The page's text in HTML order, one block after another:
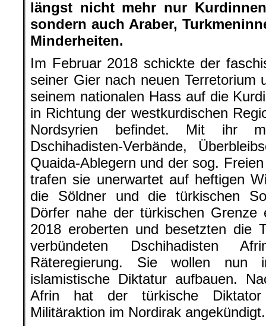
längst nicht mehr nur
sondern auch Araber,
Minderheiten.
Im Februar 2018 schickte der
seiner Gier nach neuen Terretorium
seinem nationalen Hass auf die
in Richtung der westkurdischen
Nordsyrien befindet. Mit ihr
Dschihadisten-Verbände,
Quaida-Ablegern und der sog.
trafen sie unerwartet auf heftigen
die Söldner und die türkischen
Dörfer nahe der türkischen Grenze
2018 eroberten und besetzten die
verbündeten Dschihadisten
Räteregierung. Sie wollen nun
islamistische Diktatur aufbauen.
Afrin hat der türkische
Militäraktion im Nordirak angekündigt.